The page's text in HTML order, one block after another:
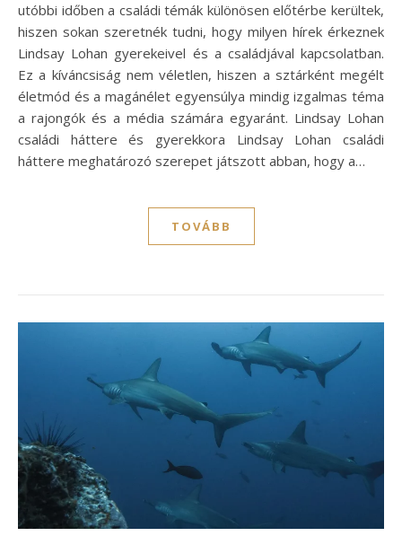
utóbbi időben a családi témák különösen előtérbe kerültek,
hiszen sokan szeretnék tudni, hogy milyen hírek érkeznek
Lindsay Lohan gyerekeivel és a családjával kapcsolatban.
Ez a kíváncsiság nem véletlen, hiszen a sztárként megélt
életmód és a magánélet egyensúlya mindig izgalmas téma
a rajongók és a média számára egyaránt. Lindsay Lohan
családi háttere és gyerekkora Lindsay Lohan családi
háttere meghatározó szerepet játszott abban, hogy a…
TOVÁBB